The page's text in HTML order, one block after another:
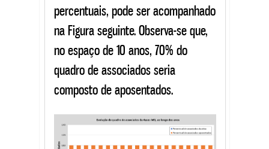
percentuais, pode ser acompanhado
na Figura seguinte. Observa-se que,
no espaço de 10 anos, 70% do
quadro de associados seria
composto de aposentados.